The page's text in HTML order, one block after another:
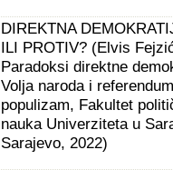
DIREKTNA
ILI PROTIV? (Elvis
Paradoksi direktne
Volja naroda i
populizam, Fakultet
nauka Univerziteta u
Sarajevo, 2022)